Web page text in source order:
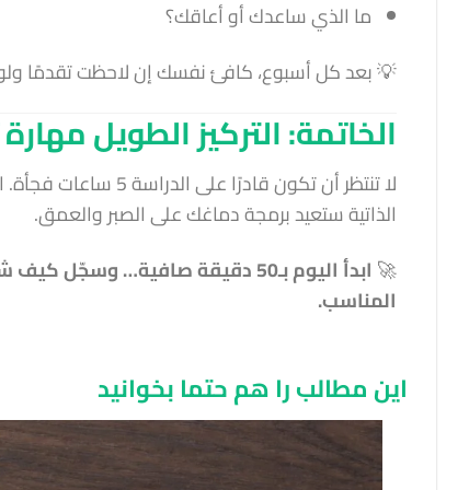
ما الذي ساعدك أو أعاقك؟
💡 بعد كل أسبوع، كافئ نفسك إن لاحظت تقدمًا
الخاتمة: التركيز الطويل
لا تنتظر أن تكون
الذاتية ستعيد برمجة دماغك على الصبر والعمق.
🚀
ابدأ اليوم بـ50 دقيقة صافية…
المناسب.
این مطالب را هم حتما بخوانید